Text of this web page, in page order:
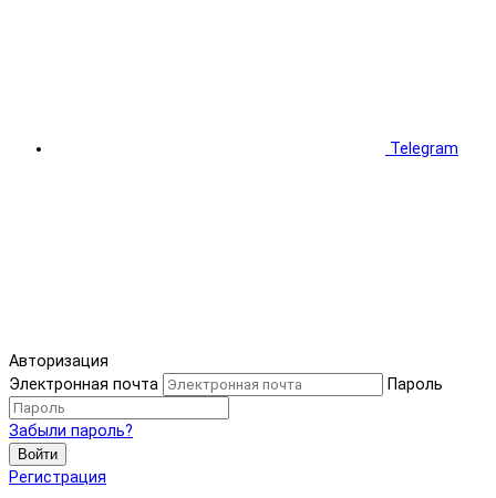
Telegram
Авторизация
Электронная почта
Пароль
Забыли пароль?
Войти
Регистрация